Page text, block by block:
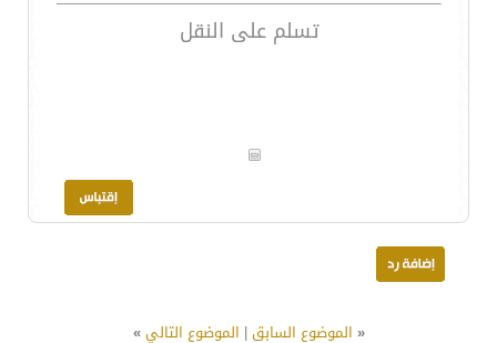
تسلم على النقل
« الموضوع السابق| الموضوع التالي»